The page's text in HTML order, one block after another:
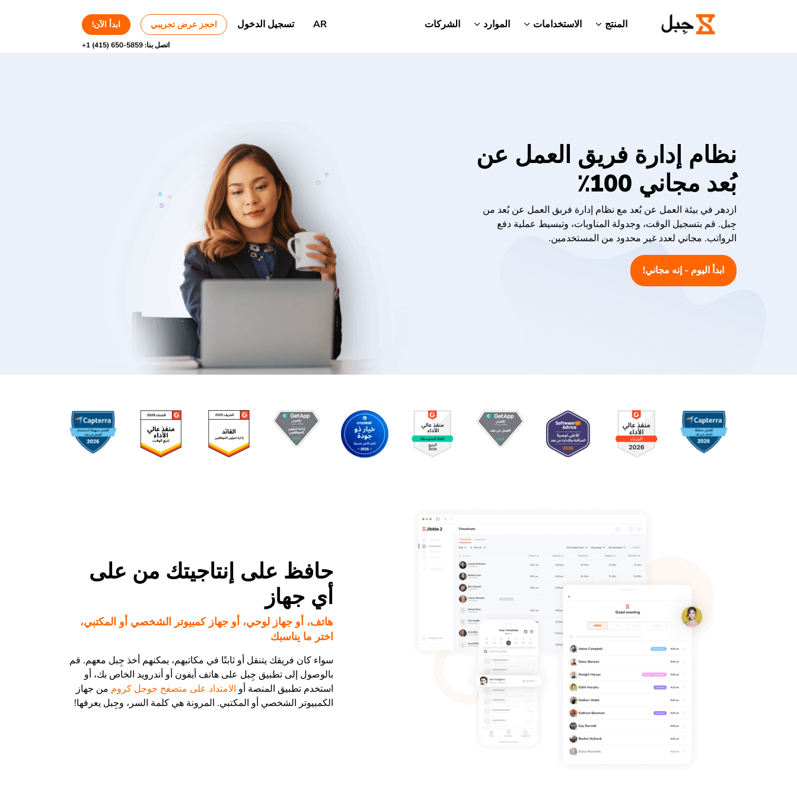
المنتج الاستخدامات الموارد الشركات AR تسجيل الدخول احجز عرض تجريبي ابدأ الآن!
اتصل بنا:+1 (415) 650-5859
نظام إدارة فريق العمل عن
بُعد مجاني 100٪
ازدهر في بيئة العمل عن بُعد مع نظام إدارة فربق العمل عن بُعد من
جِبل. قم بتسجيل الوقت، وجدولة المناوبات، وتبسيط عملية دفع
الرواتب. مجاني لعدد غير محدود من المستخدمين.
ابدأ اليوم - إنه مجاني!
حافظ على إنتاجيتك من على
أي جهاز
هاتف، أو جهاز لوحي، أو جهاز كمبيوتر الشخصي أو المكتبي،
اختر ما يناسبك
سواء كان فريقك يتنقل أو ثابتًا في مكاتبهم، يمكنهم أخذ جِبل معهم. قم
بالوصول إلى تطبيق جِبل على هاتف أيفون أو أندرويد الخاص بك، أو
استخدم تطبيق المنصة أو الامتداد على متصفح جوجل كروم من جهاز
الكمبيوتر الشخصي أو المكتبي. المرونة هي كلمة السر، وجِبل يعرفها!